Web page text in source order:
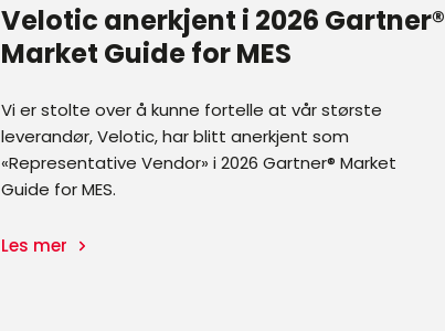
Velotic anerkjent i 2026 Gartner®
Market Guide for MES
Vi er stolte over å kunne fortelle at vår største
leverandør, Velotic, har blitt anerkjent som
«Representative Vendor» i 2026 Gartner® Market
Guide for MES.
Les mer